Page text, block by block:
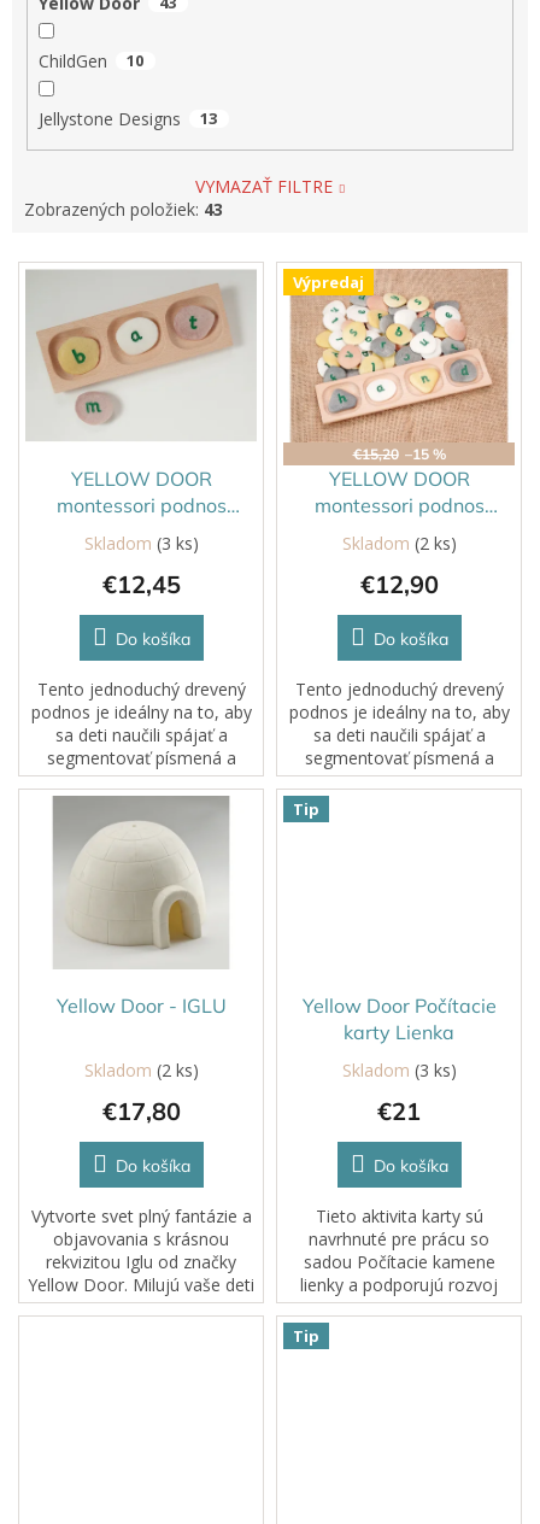
ChildGen 10
Jellystone Designs 13
VYMAZAŤ FILTRE
Zobrazených položiek: 43
V
YELLOW DOOR
montessori podnos
trojdielny
Skladom (3 ks)
€12,45
Do košíka
Tento jednoduchý drevený
podnos je ideálny na to, aby
sa deti naučili spájať a
segmentovať písmená a
vytvárať slová.
Výpredaj
€15,20 –15 %
YELLOW DOOR
montessori podnos
štvordielny
Skladom (2 ks)
€12,90
Do košíka
Tento jednoduchý drevený
podnos je ideálny na to, aby
sa deti naučili spájať a
segmentovať písmená a
vytvárať slová.
Yellow Door - IGLU
Skladom (2 ks)
€17,80
Do košíka
Vytvorte svet plný fantázie a
objavovania s krásnou
rekvizitou Iglu od značky
Yellow Door. Milujú vaše deti
učenie a rozprávanie
Tip
Yellow Door Počítacie
karty Lienka
Skladom (3 ks)
€21
Do košíka
Tieto aktivita karty sú
navrhnuté pre prácu so
sadou Počítacie kamene
lienky a podporujú rozvoj
prvých matematických
zručností. Deti budú počítať,
triediť, porovnávať, hľadať
Tip